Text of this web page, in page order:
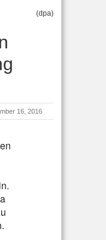
(dpa)
16, 2016